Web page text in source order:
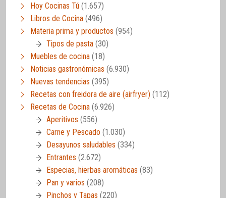
Hoy Cocinas Tú (1.657)
Libros de Cocina (496)
Materia prima y productos (954)
Tipos de pasta (30)
Muebles de cocina (18)
Noticias gastronómicas (6.930)
Nuevas tendencias (395)
Recetas con freidora de aire (airfryer) (112)
Recetas de Cocina (6.926)
Aperitivos (556)
Carne y Pescado (1.030)
Desayunos saludables (334)
Entrantes (2.672)
Especias, hierbas aromáticas (83)
Pan y varios (208)
Pinchos y Tapas (220)